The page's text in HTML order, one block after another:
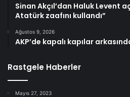
Sinan Akçıl’dan Haluk Levent
Atatürk zaafını kullandı”
Ağustos 9, 2026
AKP’de kapalı kapılar
Rastgele Haberler
Mayıs 27, 2023